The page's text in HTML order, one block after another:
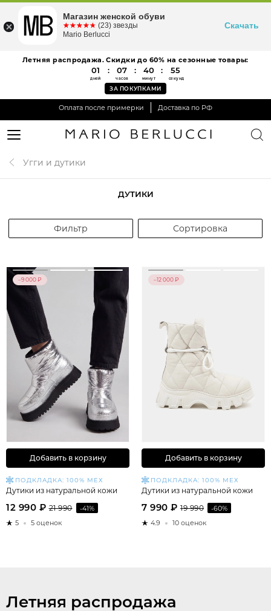
Летняя распродажа. Скидки до 60% на сезонные товары:
01
дней
: 07
часов
: 40
минут
: 55
секунд
ЗА ПОКУПКАМИ
Оплата после примерки Доставка по РФ
Угги и дутики
ДУТИКИ
Фильтр Сортировка
–9 000 ₽
Добавить в корзину
ПОДКЛАДКА: 100% МЕХ
Дутики из натуральной кожи
12 990 ₽21 990
-41%
5
5 оценок
–12 000 ₽
Добавить в корзину
ПОДКЛАДКА: 100% МЕХ
Дутики из натуральной кожи
7 990 ₽ 19 990
-60%
4.9
10 оценок
Летняя распродажа
Магазин женской обуви
☆☆☆☆☆
★★★★★ (23) звезды
Mario Berlucci
Скачать